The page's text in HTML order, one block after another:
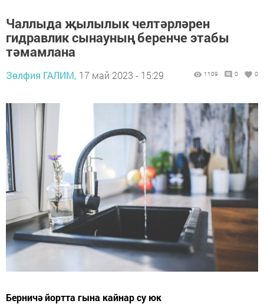
Чаллыда җылылык челтәрләрен
гидравлик сынауның беренче этабы
тәмамлана
Зөлфия ГАЛИМ, 17 май 2023 - 15:29 1109 0 0
Берничә йортта гына кайнар су юк